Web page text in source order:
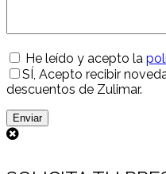
He leído y acepto la
SÍ , Acepto recibir
descuentos de Zulimar.